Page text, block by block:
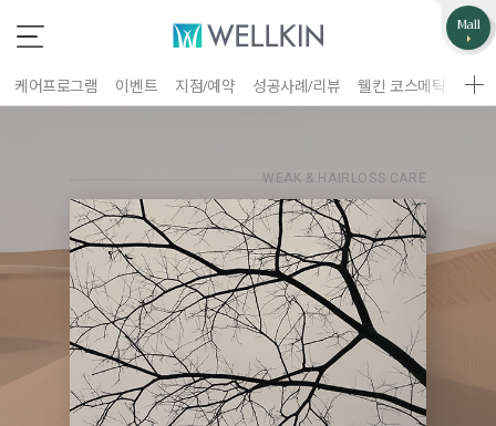
Mall
케어프로그램 이벤트 지점/예약 성공사례/리뷰 웰킨 코스메틱 웰
WEAK & HAIRLOSS CARE
고객불편사항
는 필수 입력 항목
휴대폰 번호
제목
업무제휴/광고문의
는 필수 입력 항목
담당자
홈페이지 주소
이름